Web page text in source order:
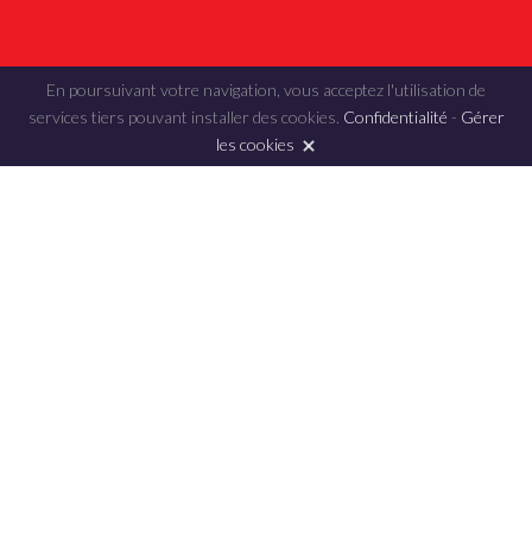
En poursuivant votre navigation, vous acceptez l'utilisation de
services tiers pouvant installer des cookies. Confidentialité - Gérer
les cookies